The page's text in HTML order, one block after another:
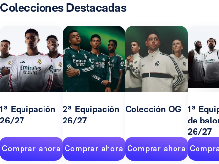
Colecciones Destacadas
1ª Equipación
26/27
Comprar ahora
2ª Equipación
26/27
Comprar ahora
Colección OG
Comprar ahora
1ª
de
26/27